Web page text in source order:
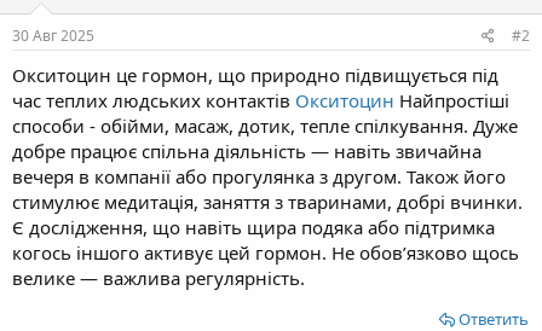
30 Авг 2025 #2
Окситоцин це гормон, що природно підвищується під
час теплих людських контактів Окситоцин Найпростіші
способи - обійми, масаж, дотик, тепле спілкування. Дуже
добре працює спільна діяльність — навіть звичайна
вечеря в компанії або прогулянка з другом. Також його
стимулює медитація, заняття з тваринами, добрі вчинки.
Є дослідження, що навіть щира подяка або підтримка
когось іншого активує цей гормон. Не обов’язково щось
велике — важлива регулярність.
Ответить